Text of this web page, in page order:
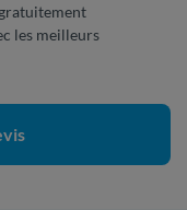
les meilleurs